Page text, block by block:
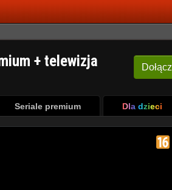
Dołącz
+ telewizja
Seriale premium Dla dzieci